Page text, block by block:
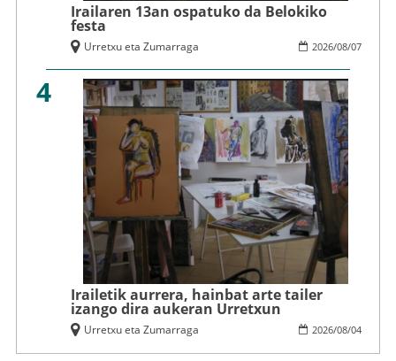
Irailaren 13an ospatuko da Belokiko
festa
2026/08/07
Urretxu eta Zumarraga
4
Irailetik aurrera, hainbat arte tailer
izango dira aukeran Urretxun
2026/08/04
Urretxu eta Zumarraga